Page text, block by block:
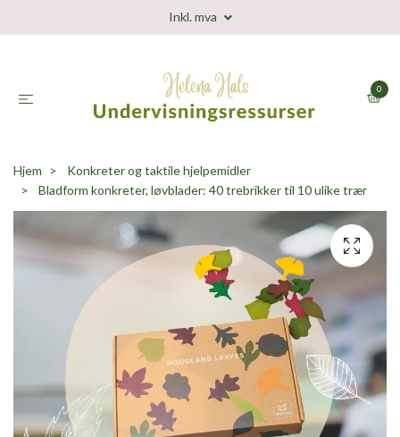
Inkl. mva
0
Hjem
Konkreter og taktile hjelpemidler
Bladform konkreter, løvblader: 40 trebrikker til 10 ulike trær